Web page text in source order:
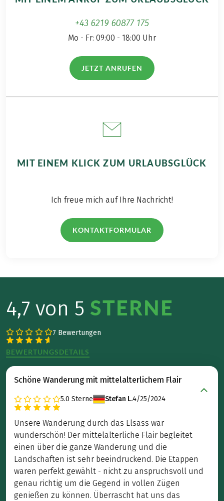
+43 6219 60877 175
Mo - Fr: 09:00 - 18:00 Uhr
JETZT ANRUFEN(LINK ÖFFNET IN NEUEM TAB)
MIT EINEM KLICK ZUM URLAUBSGLÜCK
Ich freue mich auf Ihre Nachricht!
KONTAKTFORMULAR
4,7 von 5 STERNE
7 Bewertungen
BEWERTUNGSDETAILS
Schöne Wanderung mit mittelalterlichem Flair
5.0 Sterne Stefan L.4/25/2024
Unsere Wanderung durch das Elsass war
wunderschön! Der mittelalterliche Flair begleitet
einen über die ganze Wanderung und die
Landschaften ist sehr beeindruckend. Die Etappen
waren perfekt gewählt - nicht zu anspruchsvoll und
genau richtig um die Gegend in vollen Zügen
genießen zu können. Überrascht hat uns das